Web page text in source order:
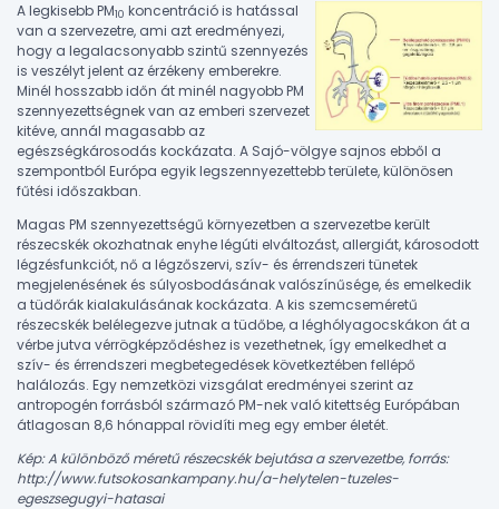
A legkisebb PM10 koncentráció is hatással
van a szervezetre, ami azt eredményezi,
hogy a legalacsonyabb szintű szennyezés
is veszélyt jelent az érzékeny emberekre.
Minél hosszabb időn át minél nagyobb PM
szennyezettségnek van az emberi szervezet
kitéve, annál magasabb az
egészségkárosodás kockázata. A Sajó-völgye sajnos ebből a
szempontból Európa egyik legszennyezettebb területe, különösen
fűtési időszakban.
Magas PM szennyezettségű környezetben a szervezetbe került
részecskék okozhatnak enyhe légúti elváltozást, allergiát, károsodott
légzésfunkciót, nő a légzőszervi, szív- és érrendszeri tünetek
megjelenésének és súlyosbodásának valószínűsége, és emelkedik
a tüdőrák kialakulásának kockázata. A kis szemcseméretű
részecskék belélegezve jutnak a tüdőbe, a léghólyagocskákon át a
vérbe jutva vérrögképződéshez is vezethetnek, így emelkedhet a
szív- és érrendszeri megbetegedések következtében fellépő
halálozás. Egy nemzetközi vizsgálat eredményei szerint az
antropogén forrásból származó PM-nek való kitettség Európában
átlagosan 8,6 hónappal rövidíti meg egy ember életét.
Kép: A különböző méretű részecskék bejutása a szervezetbe, forrás:
http://www.futsokosankampany.hu/a-helytelen-tuzeles-
egeszsegugyi-hatasai